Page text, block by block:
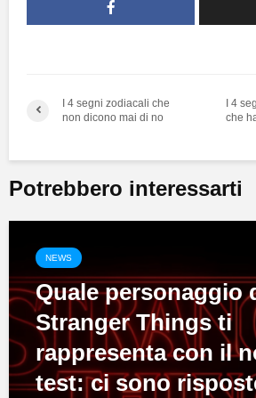
I 4 segni zodiacali che
non dicono mai di no
I 4
che
Potrebbero interessarti
NEWS
Quale personaggio
Stranger Things ti
rappresenta con il
test: ci sono